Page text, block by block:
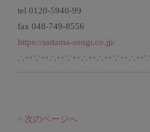
tel 0120-5940-99
fax 048-749-8556
https://saitama-sougi.co.jp/
< 次のページへ